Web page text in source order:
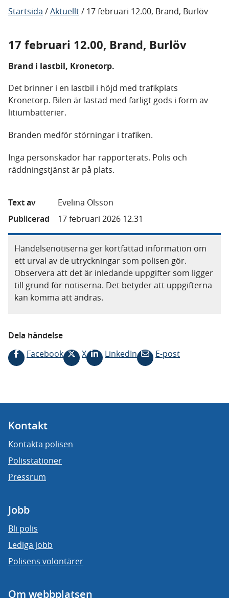
Startsida /Aktuellt/ 17 februari 12.00, Brand, Burlöv
17 februari 12.00, Brand, Burlöv
Brand i lastbil, Kronetorp.
Det brinner i en lastbil i höjd med trafikplats
Kronetorp. Bilen är lastad med farligt gods i form av
litiumbatterier.
Branden medför störningar i trafiken.
Inga personskador har rapporterats. Polis och
räddningstjänst är på plats.
Text av
Evelina Olsson
Publicerad
17 februari 2026 12.31
Händelsenotiserna ger kortfattad information om
ett urval av de utryckningar som polisen gör.
Observera att det är inledande uppgifter som ligger
till grund för notiserna. Det betyder att uppgifterna
kan komma att ändras.
Dela händelse
Facebook
X LinkedIn E-post
Kontakt
Kontakta polisen
Polisstationer
Pressrum
Jobb
Bli polis
Lediga jobb
Polisens volontärer
Om webbplatsen